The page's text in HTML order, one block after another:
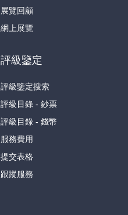
展覽回顧
網上展覽
評級鑒定
評級鑒定搜索
評級目錄 - 鈔票
評級目錄 - 錢幣
服務費用
提交表格
跟蹤服務